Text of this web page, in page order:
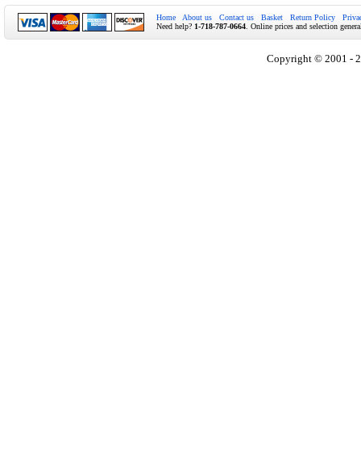
Home About us Contact us Basket Return Policy
Need help? 1-718-787-0664 . Online prices and selection
Copyright © 2001 -